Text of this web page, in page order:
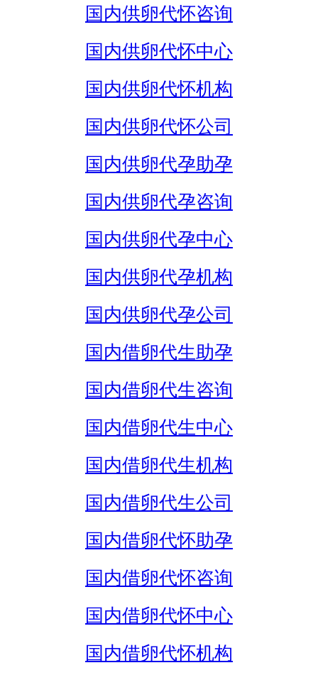
国内供卵代怀咨询
国内供卵代怀中心
国内供卵代怀机构
国内供卵代怀公司
国内供卵代孕助孕
国内供卵代孕咨询
国内供卵代孕中心
国内供卵代孕机构
国内供卵代孕公司
国内借卵代生助孕
国内借卵代生咨询
国内借卵代生中心
国内借卵代生机构
国内借卵代生公司
国内借卵代怀助孕
国内借卵代怀咨询
国内借卵代怀中心
国内借卵代怀机构